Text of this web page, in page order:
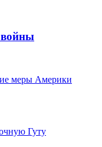
войны
меры Америки